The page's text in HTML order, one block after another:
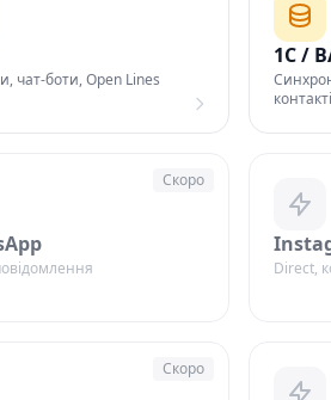
чат-боти, Open Lines
1С /
Скоро
Direct,
Скоро